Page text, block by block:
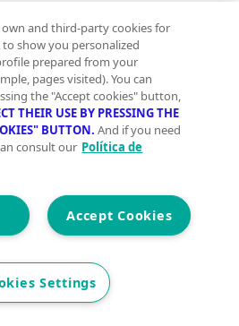
tren que conecta
localidades
todas estas
al entorno natural
de undefined
Maria de Palautordera
own and third-party cookies for
show you personalized
prepared from your
pages visited). You can
the "Accept cookies" button,
THEIR USE BY PRESSING THE
BUTTON. And if you need
consult our Política de
Accept Cookies
Settings